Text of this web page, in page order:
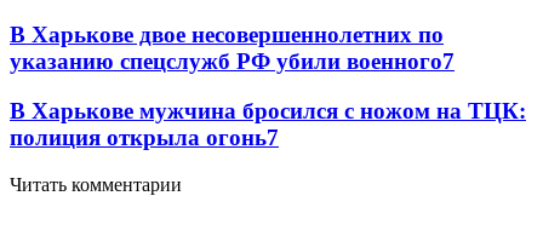
В Харькове двое несовершеннолетних по
указанию спецслужб РФ убили военного7
В Харькове мужчина бросился с ножом на ТЦК:
полиция открыла огонь7
Читать комментарии